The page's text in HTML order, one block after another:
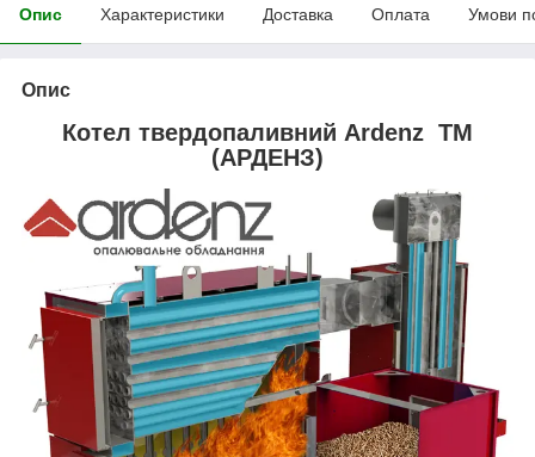
Опис Характеристики Доставка Оплата Умови
Опис
Котел твердопаливний Ardenz TM
(АРДЕНЗ)